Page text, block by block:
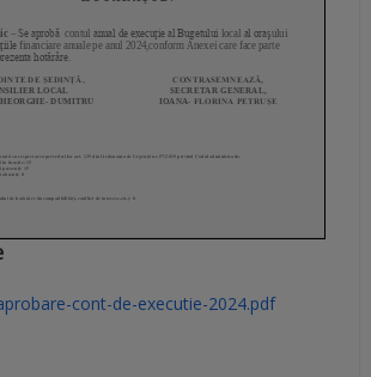
cont-de-executie-2024.pdf